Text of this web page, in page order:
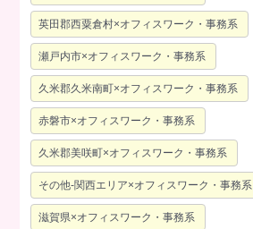
英田郡西粟倉村×オフィスワーク・事務系
瀬戸内市×オフィスワーク・事務系
久米郡久米南町×オフィスワーク・事務系
赤磐市×オフィスワーク・事務系
久米郡美咲町×オフィスワーク・事務系
その他-関西エリア×オフィスワーク・事務系
滋賀県×オフィスワーク・事務系